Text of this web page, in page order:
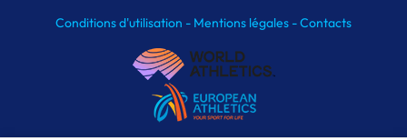
Conditions d'utilisation - Mentions légales -Contacts